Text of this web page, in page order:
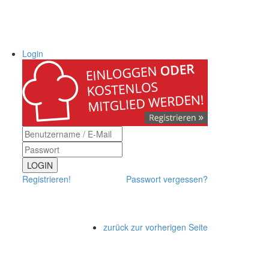
Login
LOGIN
Registrieren!
Passwort vergessen?
zurück zur vorherigen Seite